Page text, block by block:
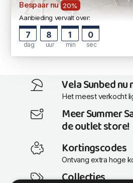
Bespaar nu 20%
Aanbieding vervalt over:
7
dag
8
uur
0
min
59
sec
Vela Sunbed
Het meest verkocht
Meer Summer
de outlet store!
Kortingscodes
Ontvang extra hoge
Collecties